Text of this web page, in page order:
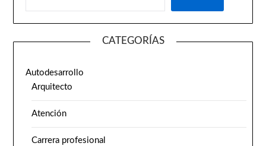
CATEGORÍAS
Autodesarrollo
Arquitecto
Atención
Carrera profesional